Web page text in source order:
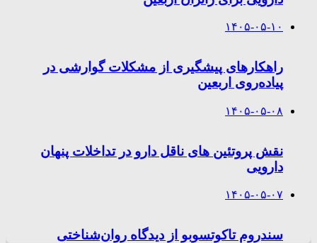
۱۴۰۵-۰۵-۱۰
راهکارهای پیشگیری از مشکلات گوارشی در
پیاده‌روی اربعین
۱۴۰۵-۰۵-۰۸
نقش پروتئین های ناقل دارو در تداخلات پنهان
دارویی
۱۴۰۵-۰۵-۰۷
سندروم تاکوتسوبو از دیدگاه روان‌شناختی